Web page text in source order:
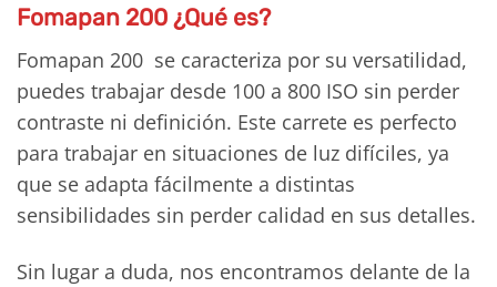
Fomapan 200 ¿Qué es?
Fomapan 200 se caracteriza por su versatilidad,
puedes trabajar desde 100 a 800 ISO sin perder
contraste ni definición. Este carrete es perfecto
para trabajar en situaciones de luz difíciles, ya
que se adapta fácilmente a distintas
sensibilidades sin perder calidad en sus detalles.
Sin lugar a duda, nos encontramos delante de la